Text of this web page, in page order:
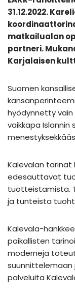
31.12.2022.
matkailualan
partneri.
Karjalaisen
Suomen
hyödynnetty
vaikkapa Islannin
Kalevalan
edesauttavat
tuotteistamista.
ja tunteista
Kalevala-
paikallisten
moderneja
palveluita